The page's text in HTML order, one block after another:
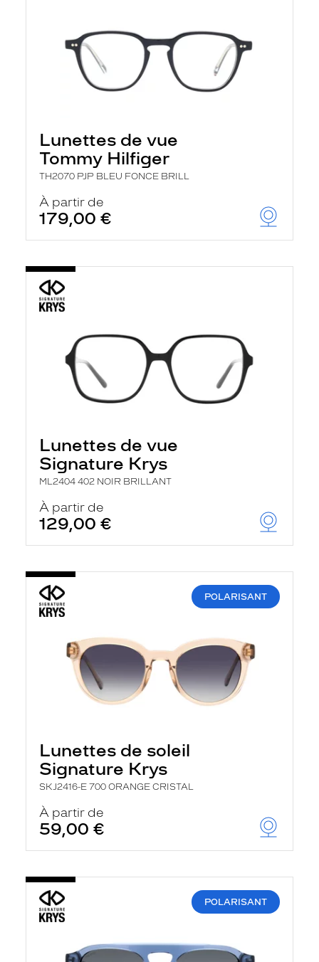
Lunettes de vue
Tommy Hilfiger
TH2070 PJP BLEU FONCE BRILL
À partir de
179,00 €
Lunettes de vue
Signature Krys
ML2404 402 NOIR BRILLANT
À partir de
129,00 €
POLARISANT
Lunettes de soleil
Signature Krys
SKJ2416-E 700 ORANGE CRISTAL
À partir de
59,00 €
POLARISANT